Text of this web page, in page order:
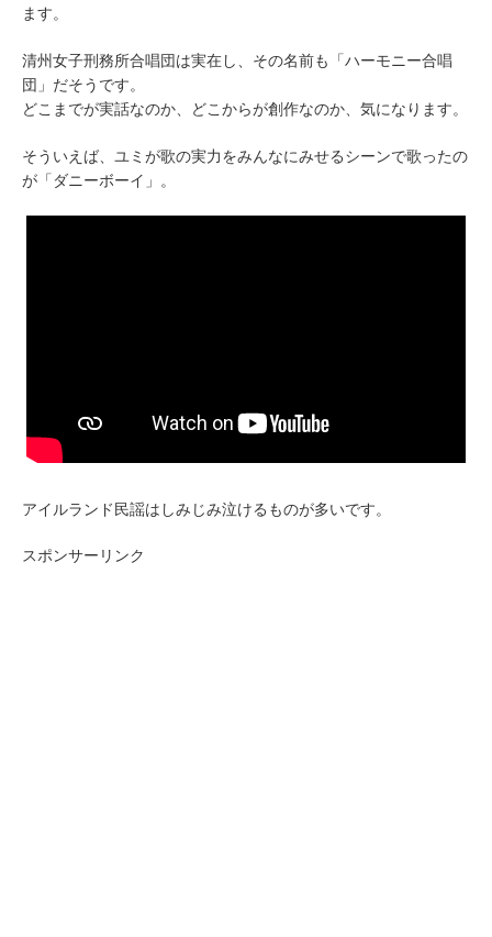
ます。
清州女子刑務所合唱団は実在し、その名前も「ハーモニー合唱
団」だそうです。
どこまでが実話なのか、どこからが創作なのか、気になります。
そういえば、ユミが歌の実力をみんなにみせるシーンで歌ったの
が「ダニーボーイ」。
アイルランド民謡はしみじみ泣けるものが多いです。
スポンサーリンク